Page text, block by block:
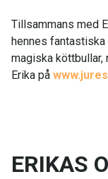
Tillsammans med
hennes
magiska köttbullar,
Erika på
ERIKAS